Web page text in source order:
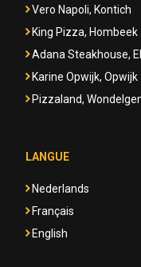
Vero Napoli, Kontich
King Pizza, Hombeek
Adana Steakhouse,
Karine Opwijk, Opwijk
Pizzaland,
LANGUE
Nederlands
Français
English